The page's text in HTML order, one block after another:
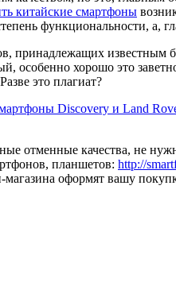
китайские смартфоны
функциональности, а,
принадлежащих известным
особенно хорошо это
это плагиат?
Discovery и Land
отменные качества, не
планшетов: http://
оформят вашу